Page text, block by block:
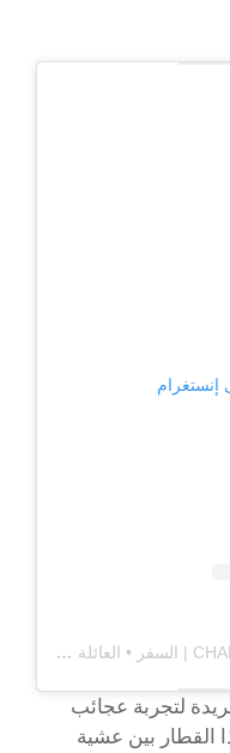
إنستغرام
منشور تمت مشاركته بواسطة CHANTAL | السفر • العائلة (@MYLIFEINCOLORES)
لتجربة عجائب
القطار بين عشية